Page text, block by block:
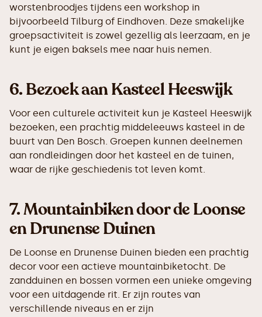
worstenbroodjes tijdens een workshop in
bijvoorbeeld Tilburg of Eindhoven. Deze smakelijke
groepsactiviteit is zowel gezellig als leerzaam, en je
kunt je eigen baksels mee naar huis nemen.
6.Bezoek aan Kasteel Heeswijk
Voor een culturele activiteit kun je Kasteel Heeswijk
bezoeken, een prachtig middeleeuws kasteel in de
buurt van Den Bosch. Groepen kunnen deelnemen
aan rondleidingen door het kasteel en de tuinen,
waar de rijke geschiedenis tot leven komt.
7.Mountainbiken door de Loonse
en Drunense Duinen
De Loonse en Drunense Duinen bieden een prachtig
decor voor een actieve mountainbiketocht. De
zandduinen en bossen vormen een unieke omgeving
voor een uitdagende rit. Er zijn routes van
verschillende niveaus en er zijn